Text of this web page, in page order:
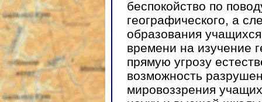
беспокойство по
географического, а
образования
времени на изучение
прямую угрозу
возможность
мировоззрения